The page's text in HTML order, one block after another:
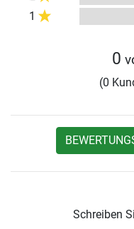
1
0
(0
Schreiben